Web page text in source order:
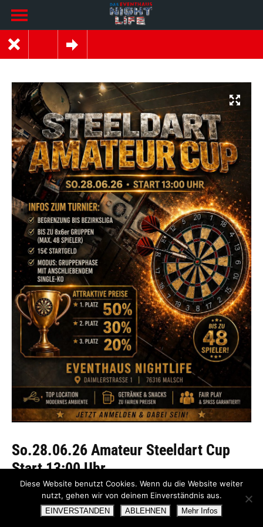
So.28.06.26 Amateur Steeldart Cup
Start 13:00 Uhr
Infos auf dem flyer
Anmeldelink folgt !
Diese Website benutzt Cookies. Wenn du die Website weiter
nutzt, gehen wir von deinem Einverständnis aus.
EINVERSTANDEN ABLEHNEN Mehr Infos